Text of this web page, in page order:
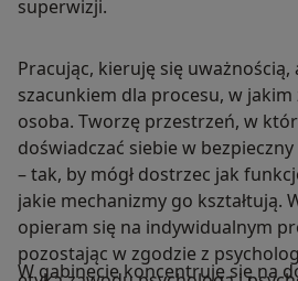
superwizji.
Pracując, kieruję się
szacunkiem dla procesu, w
osoba. Tworzę przestrzeń, w
doświadczać siebie w
– tak, by mógł dostrzec jak
jakie mechanizmy go kształtują.
opieram się na indywidualnym
pozostając w zgodzie z
W gabinecie koncentruję się na